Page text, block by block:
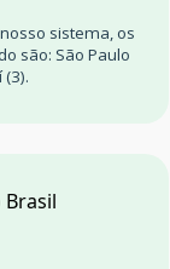
sistema, os
são: São Paulo
(3).